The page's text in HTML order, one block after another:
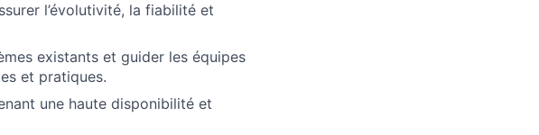
l’évolutivité, la fiabilité et
existants et guider les équipes
et pratiques.
une haute disponibilité et